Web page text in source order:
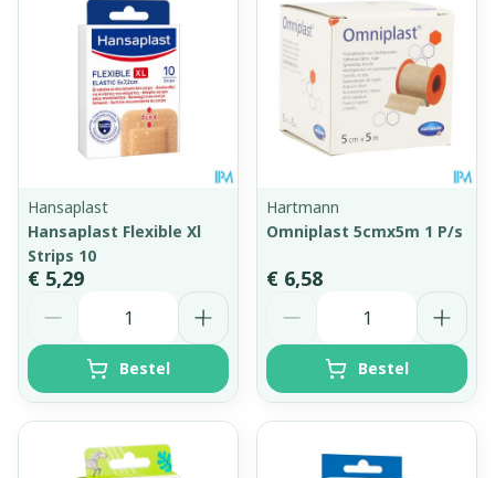
Hansaplast
Hansaplast Flexible Xl
Strips 10
€ 5,29
Bestel
Hartmann
Omniplast 5cmx5m 1 P/s
€ 6,58
Bestel